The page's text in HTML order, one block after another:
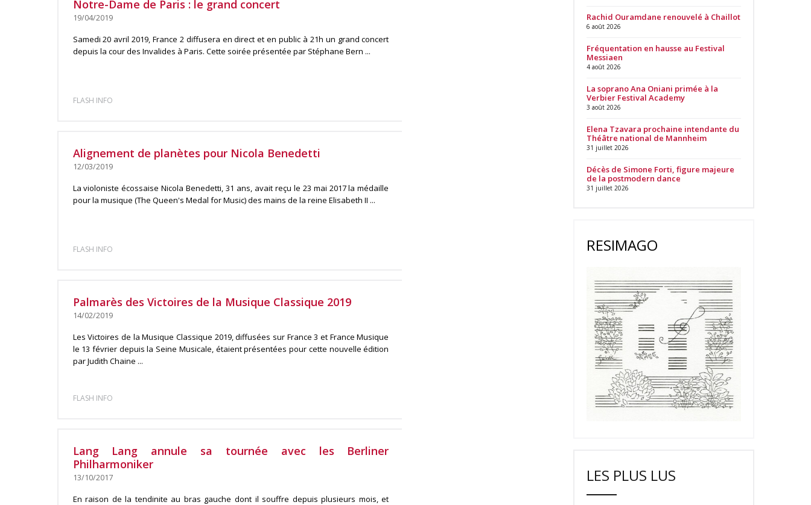
Notre-Dame de Paris : le grand concert
19/04/2019
Samedi 20 avril 2019, France 2 diffusera en direct et en public à 21h un grand concert
depuis la cour des Invalides à Paris. Cette soirée présentée par Stéphane Bern ...
FLASH INFO
Alignement de planètes pour Nicola Benedetti
12/03/2019
La violoniste écossaise Nicola Benedetti, 31 ans, avait reçu le 23 mai 2017 la médaille
pour la musique (The Queen's Medal for Music) des mains de la reine Elisabeth II ...
FLASH INFO
Palmarès des Victoires de la Musique Classique 2019
14/02/2019
Les Victoires de la Musique Classique 2019, diffusées sur France 3 et France Musique
le 13 février depuis la Seine Musicale, étaient présentées pour cette nouvelle édition
par Judith Chaine ...
FLASH INFO
Lang Lang annule sa tournée avec les Berliner
Philharmoniker
13/10/2017
En raison de la tendinite au bras gauche dont il souffre depuis plusieurs mois, et
Rachid Ouramdane renouvelé à Chaillot
6 août 2026
Fréquentation en hausse au Festival
Messiaen
4 août 2026
La soprano Ana Oniani primée à la
Verbier Festival Academy
3 août 2026
Elena Tzavara prochaine intendante du
Théâtre national de Mannheim
31 juillet 2026
Décès de Simone Forti, figure majeure
de la postmodern dance
31 juillet 2026
RESIMAGO
LES PLUS LUS